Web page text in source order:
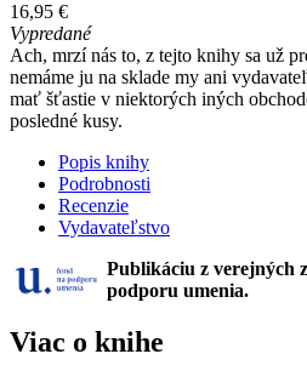
16,95 €
Vypredané
Ach, mrzí nás to, z tejto knihy sa už
nemáme ju na sklade my ani
mať šťastie v niektorých iných
posledné kusy.
Popis knihy
Podrobnosti
Recenzie
Vydavateľstvo
Publikáciu z verejných
podporu umenia.
Viac o knihe